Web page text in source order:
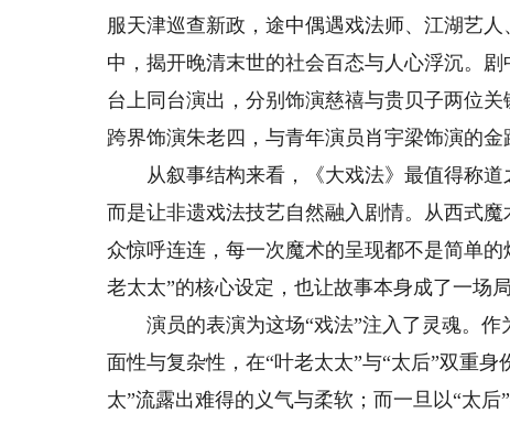
服天津巡查新政，途中偶遇戏法师、江湖艺
中，揭开晚清末世的社会百态与人心浮沉。
台上同台演出，分别饰演慈禧与贵贝子两位
跨界饰演朱老四，与青年演员肖宇梁饰演的金
从叙事结构来看，《大戏法》最值得称道
而是让非遗戏法技艺自然融入剧情。从西式
众惊呼连连，每一次魔术的呈现都不是简单
老太太”的核心设定，也让故事本身成了一场
演员的表演为这场“戏法”注入了灵魂。作
面性与复杂性，在“叶老太太”与“太后”双重
太”流露出难得的义气与柔软；而一旦以“太